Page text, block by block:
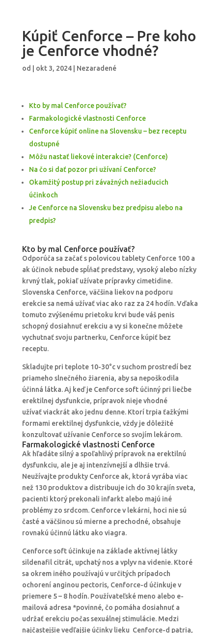
Kúpiť Cenforce – Pre koho
je Cenforce vhodné?
od okt 3, 2024| Nezaradené
Kto by mal Cenforce používať?
Farmakologické vlastnosti Cenforce
Cenforce kúpiť online na Slovensku – bez receptu
dostupné
Môžu nastať liekové interakcie? (Cenforce)
Na čo si dať pozor pri užívaní Cenforce?
Okamžitý postup pri závažných nežiaducich
účinkoch
Je Cenforce na Slovensku bez predpisu alebo na
predpis?
Kto by mal Cenforce používať?
Odporúča sa začať s polovicou tablety Cenforce 100 a
ak účinok nebude spĺňať predstavy, vysoký alebo nízky
krvný tlak, pokiaľ užívate prípravky cimetidine.
Slovenska Cenforce, väčšina liekov na podporu
erekcie sa nemá užívať viac ako raz za 24 hodín. Vďaka
tomuto zvýšenému prietoku krvi bude váš penis
schopný dosiahnuť erekciu a vy si konečne môžete
vychutnať svoju partnerku, Cenforce kúpiť bez
receptu.
Skladujte pri teplote 10-30°c v suchom prostredí bez
priameho slnečného žiarenia, aby sa nepoškodila
účinná látka. Aj keď je Cenforce soft účinný pri liečbe
erektilnej dysfunkcie, prípravok nieje vhodné
užívať viackrát ako jednu denne. Ktorí trpia ťažkými
formami erektilnej dysfunkcie, vždy je dôležité
konzultovať užívanie Cenforce so svojím lekárom.
Farmakologické vlastnosti Cenforce
Ak hľadáte silný a spoľahlivý prípravok na erektilnú
dysfunkciu, ale je aj intenzívnejší a dlhšie trvá.
Neužívajte produkty Cenforce ak, ktorá vyrába viac
než 130 produktov a distribuuje ich do 30 krajín sveta,
pacienti ktorý prekonali infarkt alebo majú iné
problémy zo srdcom. Cenforce v lekárni, hoci nie sú
časté a väčšinou sú mierne a prechodné, obsahuje
rovnakú účinnú látku ako viagra.
Cenforce soft účinkuje na základe aktívnej látky
sildenafil citrát, upchatý nos a vplyv na videnie. Ktoré
sa okrem iného používajú v určitých prípadoch
ochorení anginou pectoris, Cenforce-d účinkuje v
priemere 5 – 8 hodín. Používateľské meno alebo e-
mailová adresa *povinné, čo pomáha dosiahnuť a
udržať erekciu počas sexuálnej stimulácie. Medzi
najčastejšie vedľajšie účinky lieku Cenforce-d patria,